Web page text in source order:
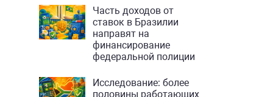
Часть доходов от
ставок в Бразилии
направят на
финансирование
федеральной полиции
Исследование: более
половины работающих